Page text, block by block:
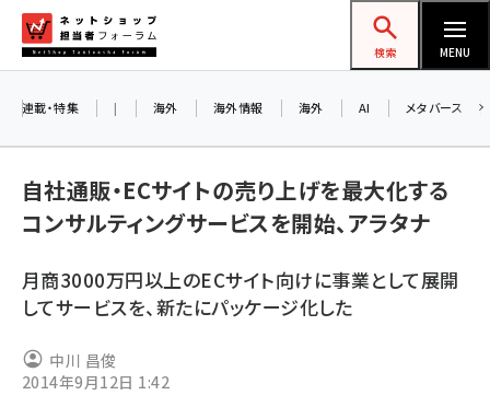
ン
ネットショップ担当者フォーラム
検索 MENU
yahoo (1896)
ecbeing (1204)
連載・特集 | 海外 海外情報 海外 AI メタバース
自社通販・ECサイトの売り上げを最大化する
コンサルティングサービスを開始、アラタナ
月商3000万円以上のECサイト向けに事業として展開
してサービスを、新たにパッケージ化した
中川 昌俊
2014年9月12日 1:42
お